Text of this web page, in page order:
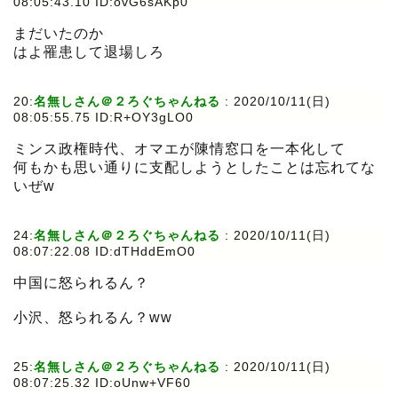
まだいたのか
はよ罹患して退場しろ
20:名無しさん＠２ろぐちゃんねる : 2020/10/11(日)
08:05:55.75 ID:R+OY3gLO0
ミンス政権時代、オマエが陳情窓口を一本化して
何もかも思い通りに支配しようとしたことは忘れてな
いぜw
24:名無しさん＠２ろぐちゃんねる : 2020/10/11(日)
08:07:22.08 ID:dTHddEmO0
中国に怒られるん？
小沢、怒られるん？ww
25:名無しさん＠２ろぐちゃんねる : 2020/10/11(日)
08:07:25.32 ID:oUnw+VF60